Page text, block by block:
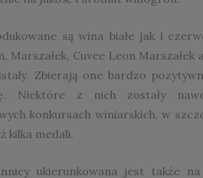
są wina białe jak i
Marszałek, Cuvee Leon Marszałek
Zbierają one bardzo
Niektóre z nich zostały
konkursach winiarskich, w
kilka medali.
ukierunkowana jest także